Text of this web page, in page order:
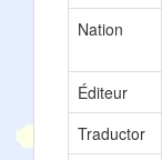
Nation
Éditeur
Traductor